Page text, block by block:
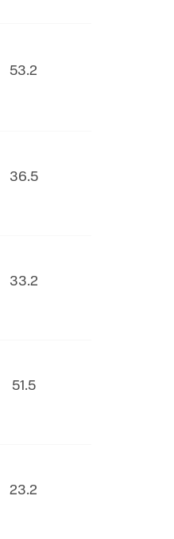
53.2
36.5
33.2
51.5
23.2